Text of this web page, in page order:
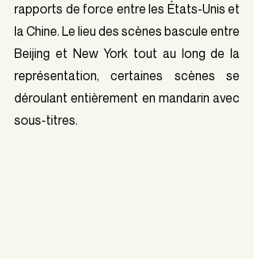
rapports de force entre les États-Unis et
la Chine. Le lieu des scènes bascule entre
Beijing et New York tout au long de la
représentation, certaines scènes se
déroulant entièrement en mandarin avec
sous-titres.